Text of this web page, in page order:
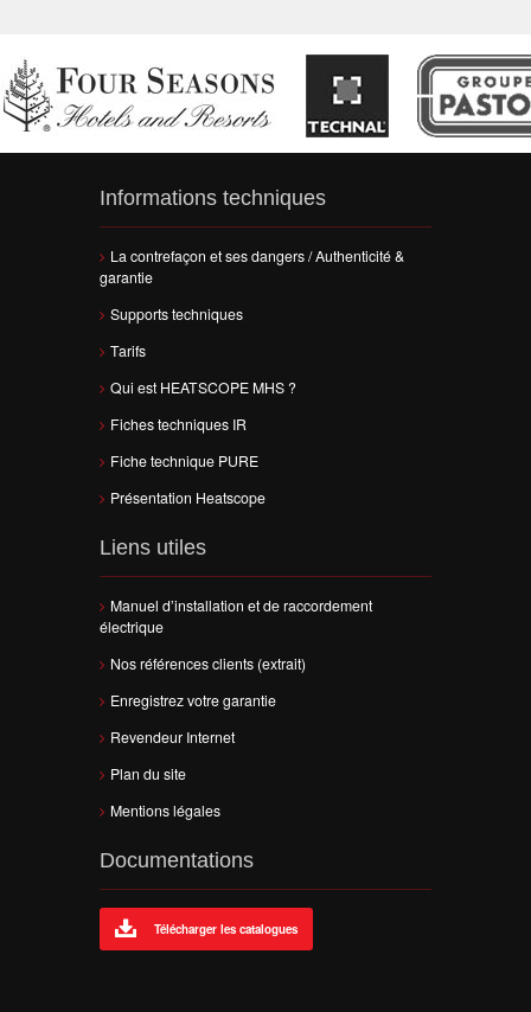
Informations techniques
La contrefaçon et ses dangers / Authenticité &
garantie
Supports techniques
Tarifs
Qui est HEATSCOPE MHS ?
Fiches techniques IR
Fiche technique PURE
Présentation Heatscope
Liens utiles
Manuel d’installation et de raccordement
électrique
Nos références clients (extrait)
Enregistrez votre garantie
Revendeur Internet
Plan du site
Mentions légales
Documentations
Télécharger les catalogues